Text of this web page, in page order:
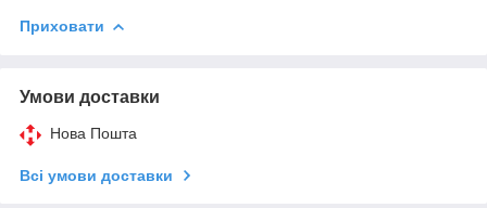
Приховати
Умови доставки
Нова Пошта
Всі умови доставки